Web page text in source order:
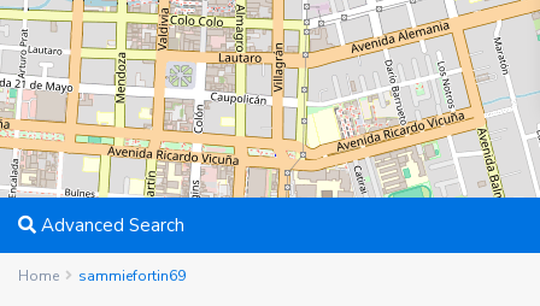
Advanced Search
Home sammiefortin69